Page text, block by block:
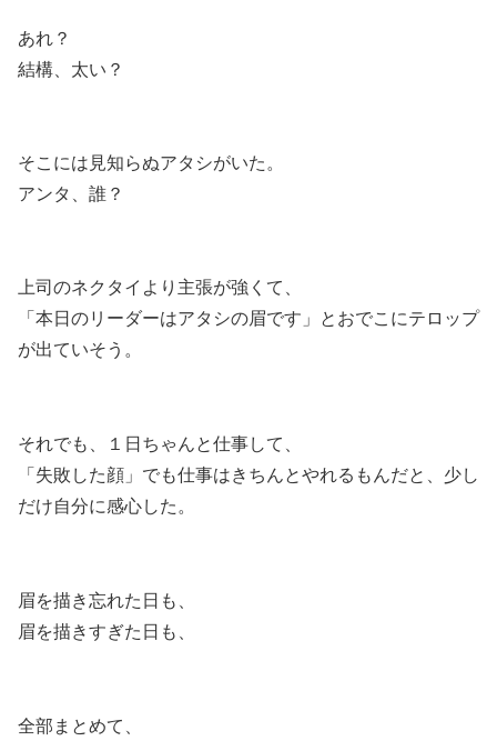
あれ？
結構、太い？
そこには見知らぬアタシがいた。
アンタ、誰？
上司のネクタイより主張が強くて、
「本日のリーダーはアタシの眉です」とおでこにテロップ
が出ていそう。
それでも、１日ちゃんと仕事して、
「失敗した顔」でも仕事はきちんとやれるもんだと、少し
だけ自分に感心した。
眉を描き忘れた日も、
眉を描きすぎた日も、
全部まとめて、